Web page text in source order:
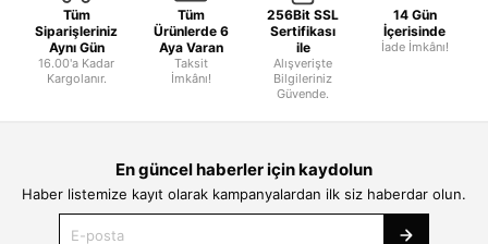
Tüm
Siparişleriniz
Aynı Gün
16.00'a Kadar
Kargolanır.
Tüm
Ürünlerde 6
Aya Varan
Taksit
İmkânı!
256Bit SSL
Sertifikası
ile
Alışverişte
Bilgileriniz
Güvende.
14 Gün
İçerisinde
İade İmkânı!
En güncel haberler için kaydolun
Haber listemize kayıt olarak kampanyalardan ilk siz haberdar olun.